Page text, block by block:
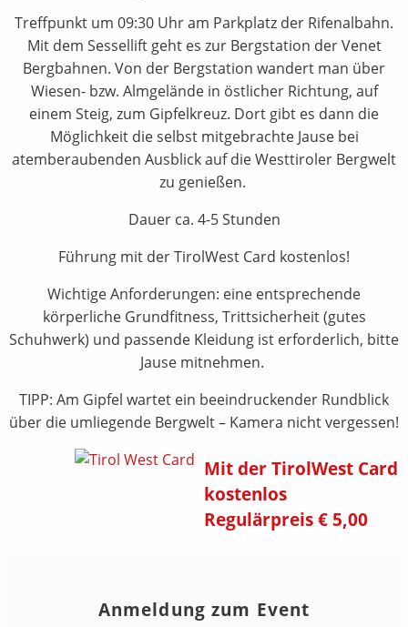
Treffpunkt um 09:30 Uhr am Parkplatz der Rifenalbahn.
Mit dem Sessellift geht es zur Bergstation der Venet
Bergbahnen. Von der Bergstation wandert man über
Wiesen- bzw. Almgelände in östlicher Richtung, auf
einem Steig, zum Gipfelkreuz. Dort gibt es dann die
Möglichkeit die selbst mitgebrachte Jause bei
atemberaubenden Ausblick auf die Westtiroler Bergwelt
zu genießen.
Dauer ca. 4-5 Stunden
Führung mit der TirolWest Card kostenlos!
Wichtige Anforderungen: eine entsprechende
körperliche Grundfitness, Trittsicherheit (gutes
Schuhwerk) und passende Kleidung ist erforderlich, bitte
Jause mitnehmen.
TIPP: Am Gipfel wartet ein beeindruckender Rundblick
über die umliegende Bergwelt – Kamera nicht vergessen!
Mit der TirolWest Card
kostenlos
Regulärpreis € 5,00
Anmeldung zum Event